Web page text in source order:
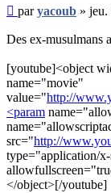
Message
non
lu
paryacoub » jeu.
Des ex-musulmans
[youtube]<object
name="movie"
value="http://
<param
src="http://
type="application/
</object>[/youtube]